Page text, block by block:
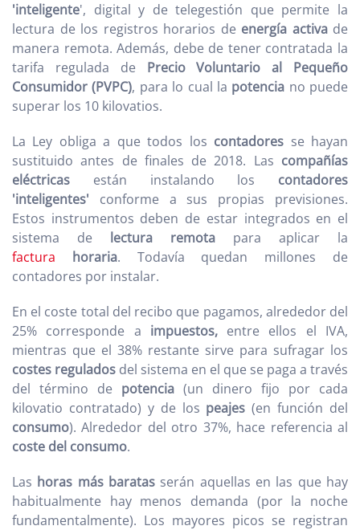
'inteligente', digital y de telegestión que permite la
lectura de los registros horarios de energía activade
manera remota. Además, debe de tener contratada la
tarifa regulada de Precio Voluntario al Pequeño
Consumidor (PVPC), para lo cual la potencia no puede
superar los 10 kilovatios.
La Ley obliga a que todos los contadores se hayan
sustituido antes de finales de 2018. Las compañías
eléctricas están instalando los contadores
'inteligentes' conforme a sus propias previsiones.
Estos instrumentos deben de estar integrados en el
sistema de lectura remota para aplicar la
factura horaria. Todavía quedan millones de
contadores por instalar.
En el coste total del recibo que pagamos, alrededor del
25% corresponde a impuestos,entre ellos el IVA,
mientras que el 38% restante sirve para sufragar los
costes regulados del sistema en el que se paga a través
del término de potencia (un dinero fijo por cada
kilovatio contratado) y de los peajes (en función del
consumo). Alrededor del otro 37%, hace referencia al
coste del consumo.
Las horas más baratas serán aquellas en las que hay
habitualmente hay menos demanda (por la noche
fundamentalmente). Los mayores picos se registran